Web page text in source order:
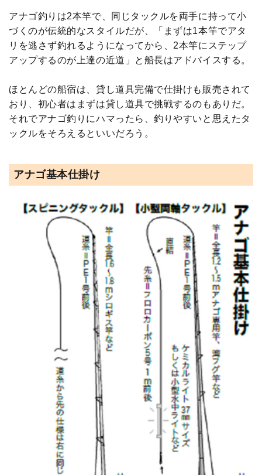
アナゴ釣りは2本竿で、同じタックルを両手に持って小
づくのが伝統的なスタイルだが、「まずは1本竿でアタ
リを逃さず釣れるようになってから、2本竿にステップ
アップするのが上達の近道」と船長はアドバイスする。
ほとんどの船宿は、貸し道具完備で仕掛けも販売されて
おり、初心者はまずは貸し道具で挑戦するのもありだ。
それでアナゴ釣りにハマったら、釣りやすいと思えたタ
ックルをそろえるといいだろう。
アナゴ基本仕掛け